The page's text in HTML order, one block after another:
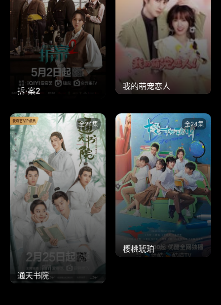
拆·案2 我的萌宠恋人
全24集
通天书院
全24集
樱桃琥珀